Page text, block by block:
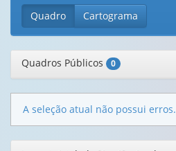
Quadro Cartograma
Quadros Públicos 0
A seleção atual não possui erros.